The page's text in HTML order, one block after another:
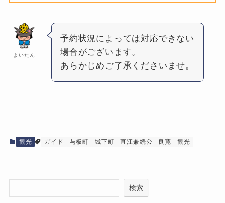
よいたん
予約状況によっては対応できない
場合がございます。
あらかじめご了承くださいませ。
観光 ガイド 与板町 城下町 直江兼続公 良寛 観光
検索